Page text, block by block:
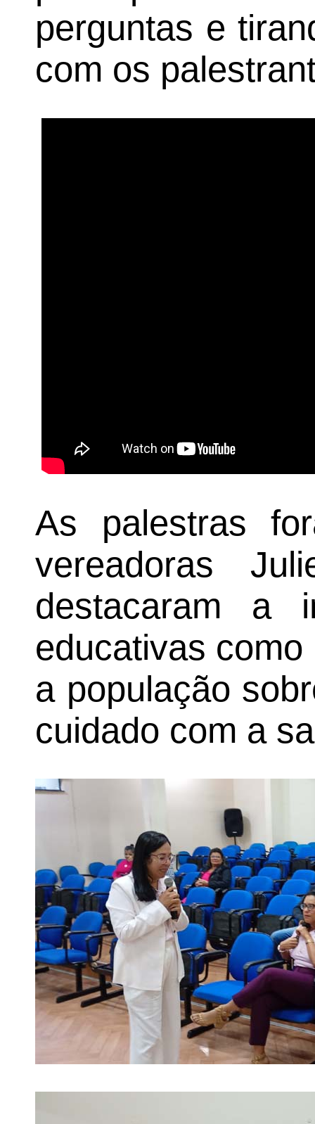
perguntas e
com os
As palestras
vereadoras
destacaram a
educativas
a população
cuidado com a